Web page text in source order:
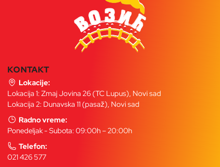
KONTAKT
Lokacije:
Lokacija 1: Zmaj Jovina 26 (TC Lupus), Novi sad
Lokacija 2: Dunavska 11 (pasaž), Novi sad
Radno vreme:
Ponedeljak - Subota: 09:00h – 20:00h
Telefon:
021 426 577